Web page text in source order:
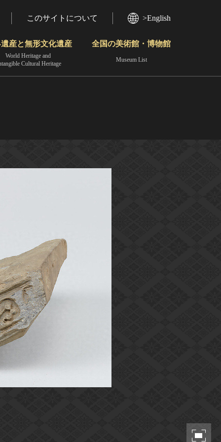
このサイトについて >English
産と無形文化遺産
World Heritage and
Cultural Heritage
全国の美術館・博物館
Museum List